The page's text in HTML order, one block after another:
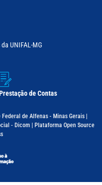
UNIFAL-MG
de Contas
de Alfenas - Minas Gerais |
- Dicom | Plataforma Open Source